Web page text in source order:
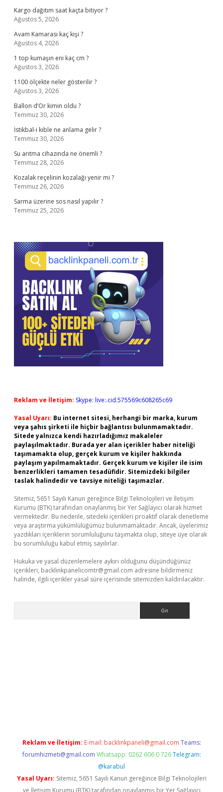
Kargo dağıtım saat kaçta bitiyor ?
Ağustos 5, 2026
Avam Kamarası kaç kişi ?
Ağustos 4, 2026
1 top kumaşın eni kaç cm ?
Ağustos 3, 2026
1100 ölçekte neler gösterilir ?
Ağustos 3, 2026
Ballon d’Or kimin oldu ?
Temmuz 30, 2026
İstikbal-i kıble ne anlama gelir ?
Temmuz 30, 2026
Su arıtma cihazında ne önemli ?
Temmuz 28, 2026
Kozalak reçelinin kozalağı yenir mi ?
Temmuz 26, 2026
Sarma üzerine sos nasıl yapılır ?
Temmuz 25, 2026
Reklam ve İletişim: Skype: live:.cid.575569c608265c69
Yasal Uyarı: Bu internet sitesi, herhangi bir marka, kurum
veya şahıs şirketi ile hiçbir bağlantısı bulunmamaktadır.
Sitede yalnızca kendi hazırladığımız makaleler
paylaşılmaktadır. Burada yer alan içerikler haber niteliği
taşımamakta olup, gerçek kurum ve kişiler hakkında
paylaşım yapılmamaktadır. Gerçek kurum ve kişiler ile isim
benzerlikleri tamamen tesadüfidir. Sitemizdeki bilgiler
taslak halindedir ve tavsiye niteliği taşımazlar.
Sitemiz, 5651 Sayılı Kanun gereğince Bilgi Teknolojileri ve İletişim
Kurumu (BTK) tarafından onaylanmış bir Yer Sağlayıcı olarak hizmet
vermektedir. Bu nedenle, sitedeki içerikleri proaktif olarak denetleme
veya araştırma yükümlülüğümüz bulunmamaktadır. Ancak, üyelerimiz
yazdıkları içeriklerin sorumluluğunu taşımakta olup, siteye üye olarak
bu sorumluluğu kabul etmiş sayılırlar.
Hukuka ve yasal düzenlemelere aykırı olduğunu düşündüğünüz
içerikleri, backlinkpanelicomtr@gmail.com adresine bildirmeniz
halinde, ilgili içerikler yasal süre içerisinde sitemizden kaldırılacaktır.
Reklam ve İletişim: E-mail: backlinkpaneli@gmail.com Teams:
forumhizmeti@gmail.com Whatsapp: 0262 606 0 726 Telegram:
@karabul
Yasal Uyarı: Sitemiz, 5651 Sayılı Kanun gereğince Bilgi Teknolojileri
ve İletişim Kurumu (BTK) tarafından onaylanmış bir Yer Sağlayıcı